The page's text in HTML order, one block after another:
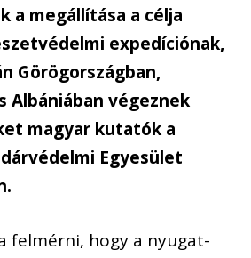
a megállítása a célja
expedíciónak,
Görögországban,
Albániában végeznek
magyar kutatók a
Egyesület
felmérni, hogy a nyugat-